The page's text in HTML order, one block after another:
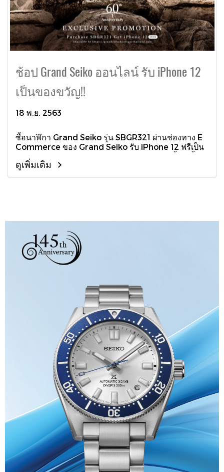
ช้อป Grand Seiko ออนไลน์ รับ iPhone 12
เป็นของขวัญ!!
18 พ.ย. 2563
ซื้อนาฬิกา Grand Seiko รุ่น SBGR321 ผ่านช่องทาง E
Commerce ของ Grand Seiko รับ iPhone 12 ฟรีเป็น
ของขวัญรับเทศกาลปลายปี ถึง 19 พฤศจิกายนนี้เท่านั้น
ดูเพิ่มเติม